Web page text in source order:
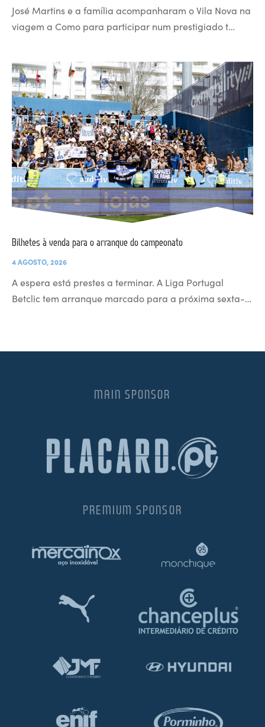
José Martins e a família acompanharam o Vila Nova na
viagem a Como para participar num prestigiado t…
Bilhetes à venda para o arranque do campeonato
4 AGOSTO, 2026
A espera está prestes a terminar. A Liga Portugal
Betclic tem arranque marcado para a próxima sexta-…
MAIN SPONSOR
PREMIUM SPONSOR